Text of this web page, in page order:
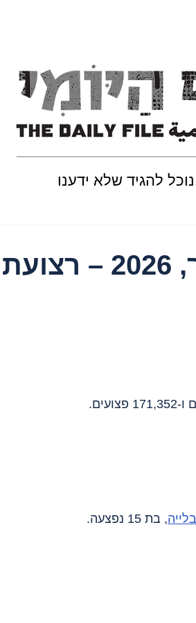
להגיד שלא ידענו
, בת 15 נפצעה.